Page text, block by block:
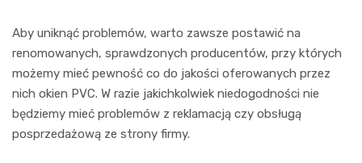
Aby uniknąć problemów, warto zawsze postawić na
renomowanych, sprawdzonych producentów, przy których
możemy mieć pewność co do jakości oferowanych przez
nich okien PVC. W razie jakichkolwiek niedogodności nie
będziemy mieć problemów z reklamacją czy obsługą
posprzedażową ze strony firmy.